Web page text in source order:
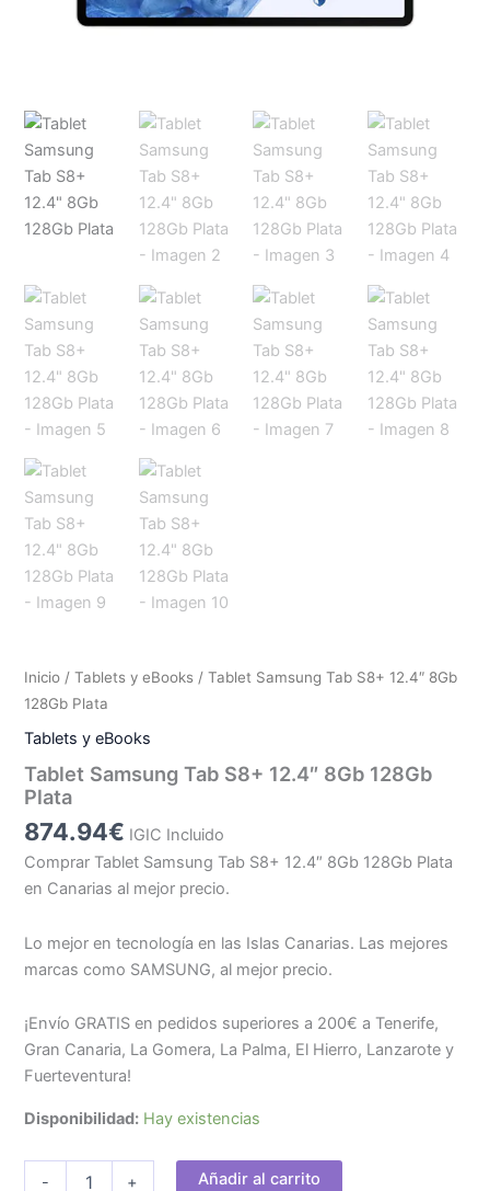
Inicio /Tablets y eBooks / Tablet Samsung Tab S8+ 12.4″ 8Gb
128Gb Plata
Tablets y eBooks
Tablet Samsung Tab S8+ 12.4″ 8Gb 128Gb
Plata
874.94€ IGIC Incluido
Comprar Tablet Samsung Tab S8+ 12.4″ 8Gb 128Gb Plata
en Canarias al mejor precio.
Lo mejor en tecnología en las Islas Canarias. Las mejores
marcas como SAMSUNG, al mejor precio.
¡Envío GRATIS en pedidos superiores a 200€ a Tenerife,
Gran Canaria, La Gomera, La Palma, El Hierro, Lanzarote y
Fuerteventura!
Disponibilidad: Hay existencias
- + Añadir al carrito